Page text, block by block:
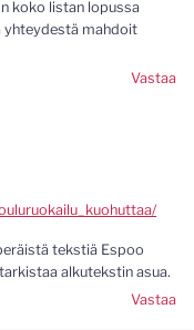
koko listan lopussa
mahdoit
Vastaa
tekstiä Espoo
alkutekstin asua.
Vastaa